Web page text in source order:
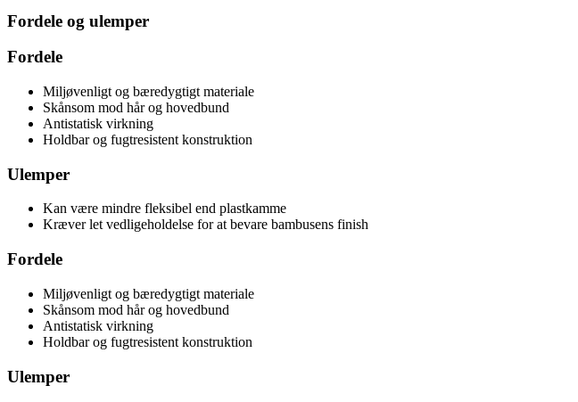
Fordele og ulemper
Fordele
Miljøvenligt og bæredygtigt materiale
Skånsom mod hår og hovedbund
Antistatisk virkning
Holdbar og fugtresistent konstruktion
Ulemper
Kan være mindre fleksibel end plastkamme
Kræver let vedligeholdelse for at bevare bambusens finish
Fordele
Miljøvenligt og bæredygtigt materiale
Skånsom mod hår og hovedbund
Antistatisk virkning
Holdbar og fugtresistent konstruktion
Ulemper